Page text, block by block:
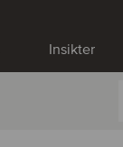
Insikter